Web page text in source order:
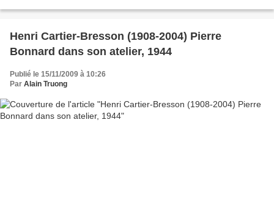
Henri Cartier-Bresson (1908-2004) Pierre
Bonnard dans son atelier, 1944
Publié le 15/11/2009 à 10:26
Par Alain Truong